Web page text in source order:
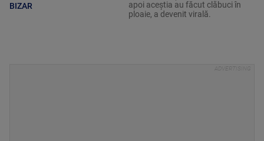
BIZAR
apoi aceștia au făcut clăbuci în
ploaie, a devenit virală.